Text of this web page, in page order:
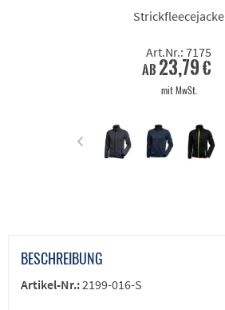
Strickfleecejacke
Art.Nr.: 7175
ab 23,79 €
mit MwSt.
BESCHREIBUNG
Artikel-Nr.:2199-016-S